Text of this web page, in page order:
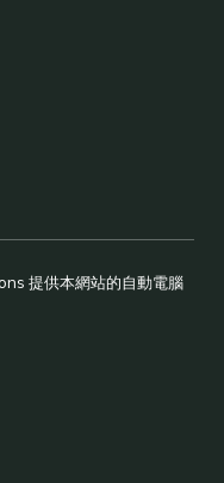
提供本網站的自動電腦